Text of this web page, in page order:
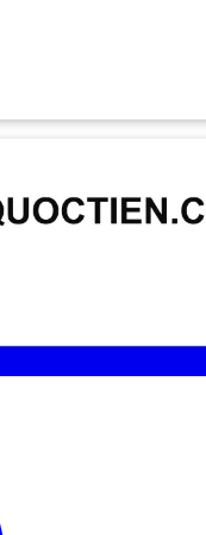
Hafele
Hút Khử Mùi Classic
Bát
Rửa Chén Âm Toàn Phần
Rửa Chén Bát 12 Bộ
Rửa Chén Bát Bán Âm
Bị Vệ Sinh TOTO
Bị Vệ Sinh American
Bị Vệ Sinh
Bị Vệ Sinh THIÊN